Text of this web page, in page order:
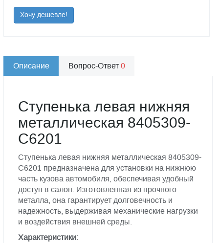
Хочу дешевле!
Описание Вопрос-Ответ0
Ступенька левая нижняя
металлическая 8405309-
C6201
Ступенька левая нижняя металлическая 8405309-
C6201 предназначена для установки на нижнюю
часть кузова автомобиля, обеспечивая удобный
доступ в салон. Изготовленная из прочного
металла, она гарантирует долговечность и
надежность, выдерживая механические нагрузки
и воздействия внешней среды.
Характеристики: